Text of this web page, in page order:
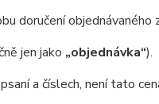
doručení objednávaného
jen jako „objednávka“).
a číslech, není tato